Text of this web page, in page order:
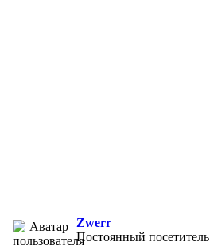
Zwerr
Постоянный посетитель